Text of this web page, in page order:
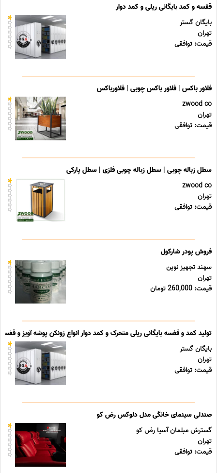
قفسه و کمد بایگانی ریلی و کمد دوار
بایگان گستر
تهران
قیمت: توافقی
فلاور باکس | فلاور باکس چوبی | فلاورباکس
zwood co
تهران
قیمت: توافقی
سطل زباله چوبی | سطل زباله چوبی فلزی | سطل پارکی
zwood co
تهران
قیمت: توافقی
فروش پودر شارکول
سهند تجهیز نوین
تهران
قیمت: 260,000 تومان
تولید کمد و قفسه بایگانی ریلی متحرک و کمد دوار انواع زونکن پوشه آویز و قفسه
بایگان گستر
تهران
قیمت: توافقی
صندلی سینمای خانگی مدل دلوکس رض کو
گسترش مبلمان آسیا رض کو
تهران
قیمت: توافقی